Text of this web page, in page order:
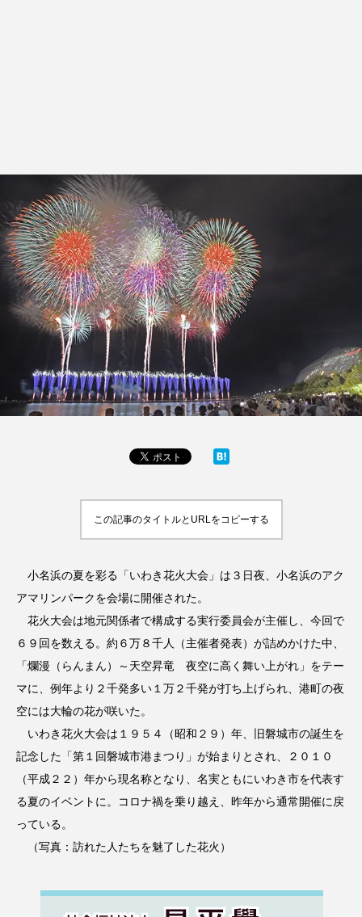
この記事のタイトルとURLをコピーする
小名浜の夏を彩る「いわき花火大会」は３日夜、小名浜のアク
アマリンパークを会場に開催された。
花火大会は地元関係者で構成する実行委員会が主催し、今回で
６９回を数える。約６万８千人（主催者発表）が詰めかけた中、
「爛漫（らんまん）～天空昇竜 夜空に高く舞い上がれ」をテー
マに、例年より２千発多い１万２千発が打ち上げられ、港町の夜
空には大輪の花が咲いた。
いわき花火大会は１９５４（昭和２９）年、旧磐城市の誕生を
記念した「第１回磐城市港まつり」が始まりとされ、２０１０
（平成２２）年から現名称となり、名実ともにいわき市を代表す
る夏のイベントに。コロナ禍を乗り越え、昨年から通常開催に戻
っている。
（写真：訪れた人たちを魅了した花火）